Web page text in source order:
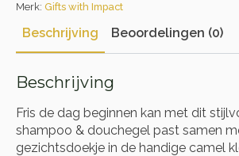
Merk: Gifts with Impact
Beschrijving Beoordelingen (0)
Beschrijving
Fris de dag beginnen kan met dit
shampoo & douchegel past samen
gezichtsdoekje in de handige camel